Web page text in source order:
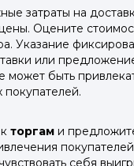
затраты на
Оцените
Указание
или
может быть
покупателей.
торгам и
себя